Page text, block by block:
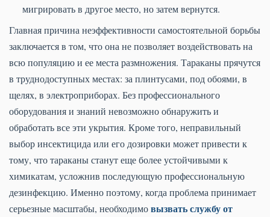
мигрировать в другое место, но затем вернутся.
Главная причина неэффективности самостоятельной борьбы
заключается в том, что она не позволяет воздействовать на
всю популяцию и ее места размножения. Тараканы прячутся
в труднодоступных местах: за плинтусами, под обоями, в
щелях, в электроприборах. Без профессионального
оборудования и знаний невозможно обнаружить и
обработать все эти укрытия. Кроме того, неправильный
выбор инсектицида или его дозировки может привести к
тому, что тараканы станут еще более устойчивыми к
химикатам, усложнив последующую профессиональную
дезинфекцию. Именно поэтому, когда проблема принимает
серьезные масштабы, необходимовызвать службу от